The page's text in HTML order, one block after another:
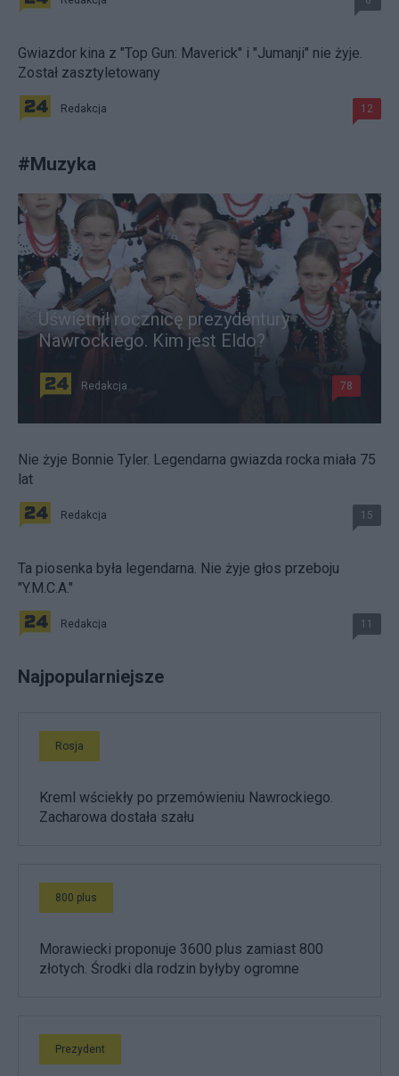
Gwiazdor kina z "Top Gun: Maverick" i "Jumanji" nie żyje.
Został zasztyletowany
Redakcja 12
#Muzyka
Uświetnił rocznicę prezydentury
Nawrockiego. Kim jest Eldo?
Redakcja 78
Nie żyje Bonnie Tyler. Legendarna gwiazda rocka miała 75
lat
Redakcja 15
Ta piosenka była legendarna. Nie żyje głos przeboju
"Y.M.C.A."
Redakcja 11
Najpopularniejsze
Rosja
Kreml wściekły po przemówieniu Nawrockiego.
Zacharowa dostała szału
800 plus
Morawiecki proponuje 3600 plus zamiast 800
złotych. Środki dla rodzin byłyby ogromne
Prezydent